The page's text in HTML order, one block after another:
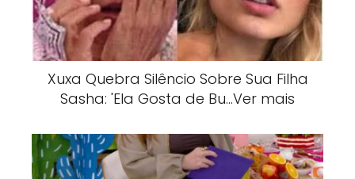
Xuxa Quebra Silêncio Sobre Sua Filha
Sasha: 'Ela Gosta de Bu…Ver mais